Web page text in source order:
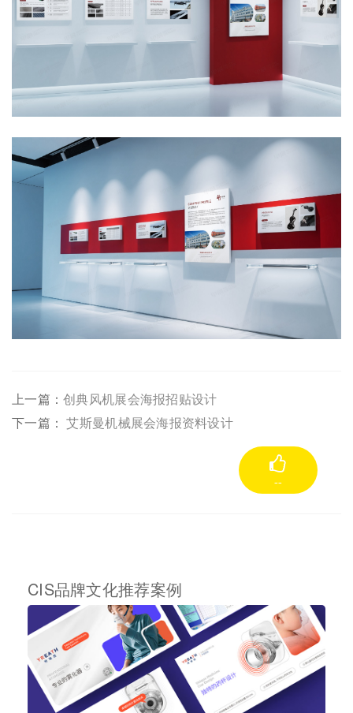
上一篇：创典风机展会海报招贴设计
下一篇：艾斯曼机械展会海报资料设计
--
CIS品牌文化推荐案例